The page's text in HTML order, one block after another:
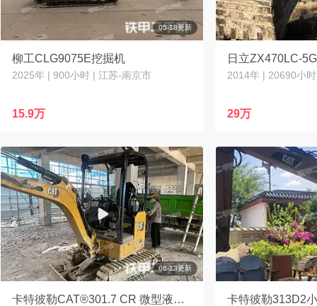
05-18更新
柳工CLG9075E挖掘机
2025年 | 900小时 | 江苏-南京市
15.9万
日立ZX470LC-
29万
06-13更新
卡特彼勒CAT®301.7 CR 微型液压挖掘机 卡特彼勒313D2